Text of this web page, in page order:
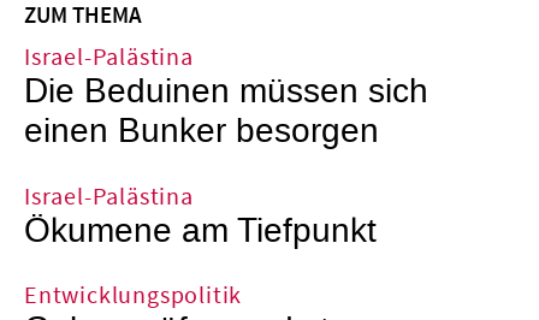
ZUM THEMA
Israel-Palästina
Die Beduinen müssen sich
einen Bunker besorgen
Israel-Palästina
Ökumene am Tiefpunkt
Entwicklungspolitik